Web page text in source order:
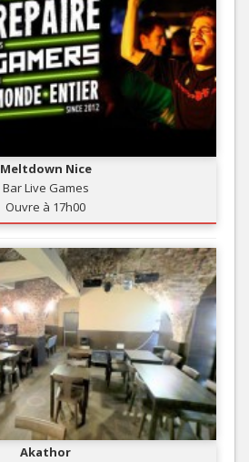
Meltdown Nice
Bar Live Games
Ouvre à 17h00
Akathor